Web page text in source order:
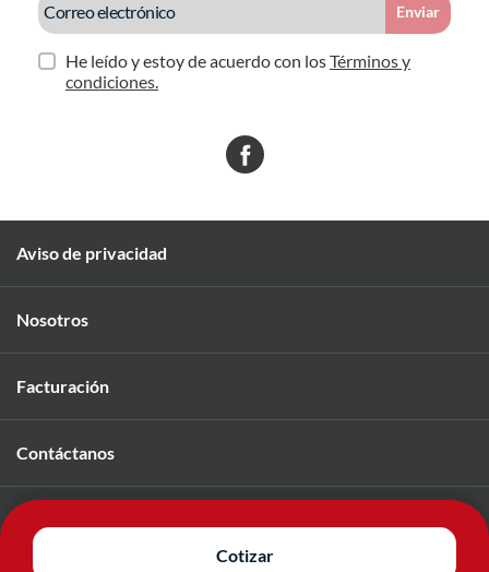
Cotizar
Enviar
He leído y estoy de acuerdo con losTérminos y
condiciones.
Aviso de privacidad
Nosotros
Facturación
Contáctanos